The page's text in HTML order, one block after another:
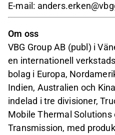
E-mail:
Om oss
VBG Group AB (publ) i
en internationell
bolag i Europa,
Indien, Australien och
indelad i tre divisioner,
Mobile Thermal Solutions
Transmission, med